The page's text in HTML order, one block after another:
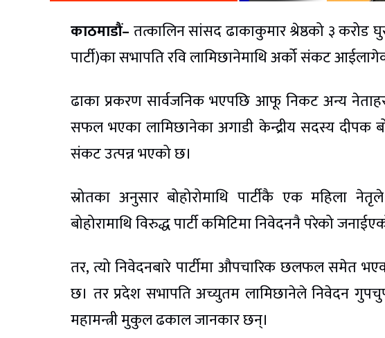
काठमाडौं–तत्कालिन सांसद ढाकाकुमार श्रेष्ठको ३ करोड
पार्टी)का सभापति रवि लामिछानेमाथि अर्को संकट
ढाका प्रकरण सार्वजनिक भएपछि आफू निकट अन्य
सफल भएका लामिछानेका अगाडी केन्द्रीय सदस्य दीपक
संकट उत्पन्न भएको छ।
स्रोतका अनुसार बोहोरोमाथि पार्टीकै एक महिला
बोहोरामाथि विरुद्ध पार्टी कमिटिमा निवेदननै परेको
तर, त्यो निवेदनबारे पार्टीमा औपचारिक छलफल समेत
छ। तर प्रदेश सभापति अच्युतम लामिछानेले निवेदन
महामन्त्री मुकुल ढकाल जानकार छन्।